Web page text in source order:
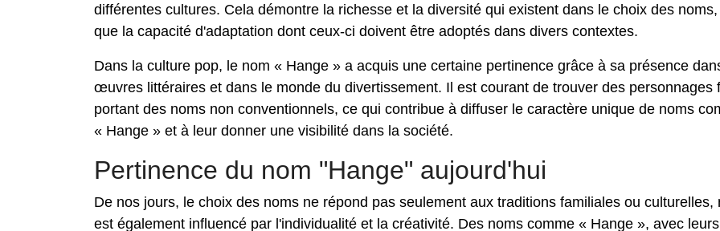
différentes cultures. Cela démontre la richesse et la diversité qui existent dans le choix des
que la capacité d'adaptation dont ceux-ci doivent être adoptés dans divers contextes.
Dans la culture pop, le nom « Hange » a acquis une certaine pertinence grâce à sa présence
œuvres littéraires et dans le monde du divertissement. Il est courant de trouver des personnages
portant des noms non conventionnels, ce qui contribue à diffuser le caractère unique de noms
« Hange » et à leur donner une visibilité dans la société.
Pertinence du nom "Hange" aujourd'hui
De nos jours, le choix des noms ne répond pas seulement aux traditions familiales ou culturelles,
est également influencé par l'individualité et la créativité. Des noms comme « Hange », avec leurs